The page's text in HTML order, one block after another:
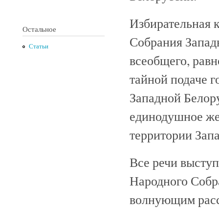
Остальное
Статьи
Избирательная
Собрания
всеобщего,
тайной подаче
Западной
единодушное
территории
Все речи
Народного
волнующим